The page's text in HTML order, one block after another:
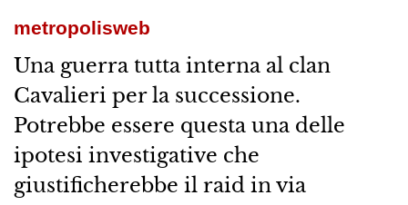
metropolisweb
Una guerra tutta interna al clan
Cavalieri per la successione.
Potrebbe essere questa una delle
ipotesi investigative che
giustificherebbe il raid in via